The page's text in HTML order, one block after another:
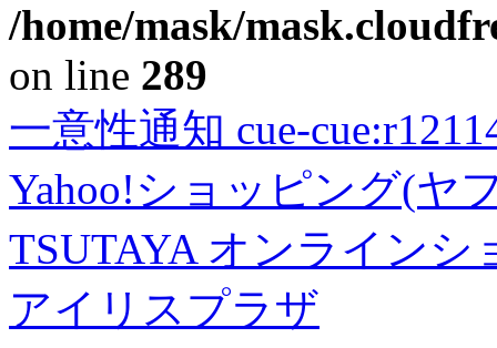
/home/mask/
on line 289
一意性通知 cue-
Yahoo!ショッピング(ヤ
TSUTAYA オンラインシ
アイリスプラザ